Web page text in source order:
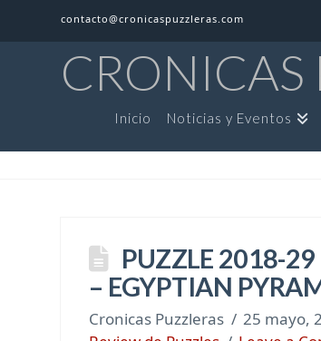
contacto@cronicaspuzzleras.com
CRONICAS
Inicio Noticias y Eventos
PUZZLE 2018-29
– EGYPTIAN
Cronicas Puzzleras
25 mayo,